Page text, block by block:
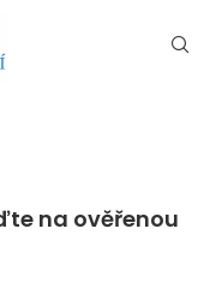
na ověřenou